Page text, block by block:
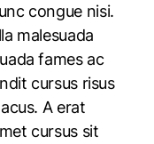
congue nisi.
malesuada
fames ac
cursus risus
A erat
cursus sit